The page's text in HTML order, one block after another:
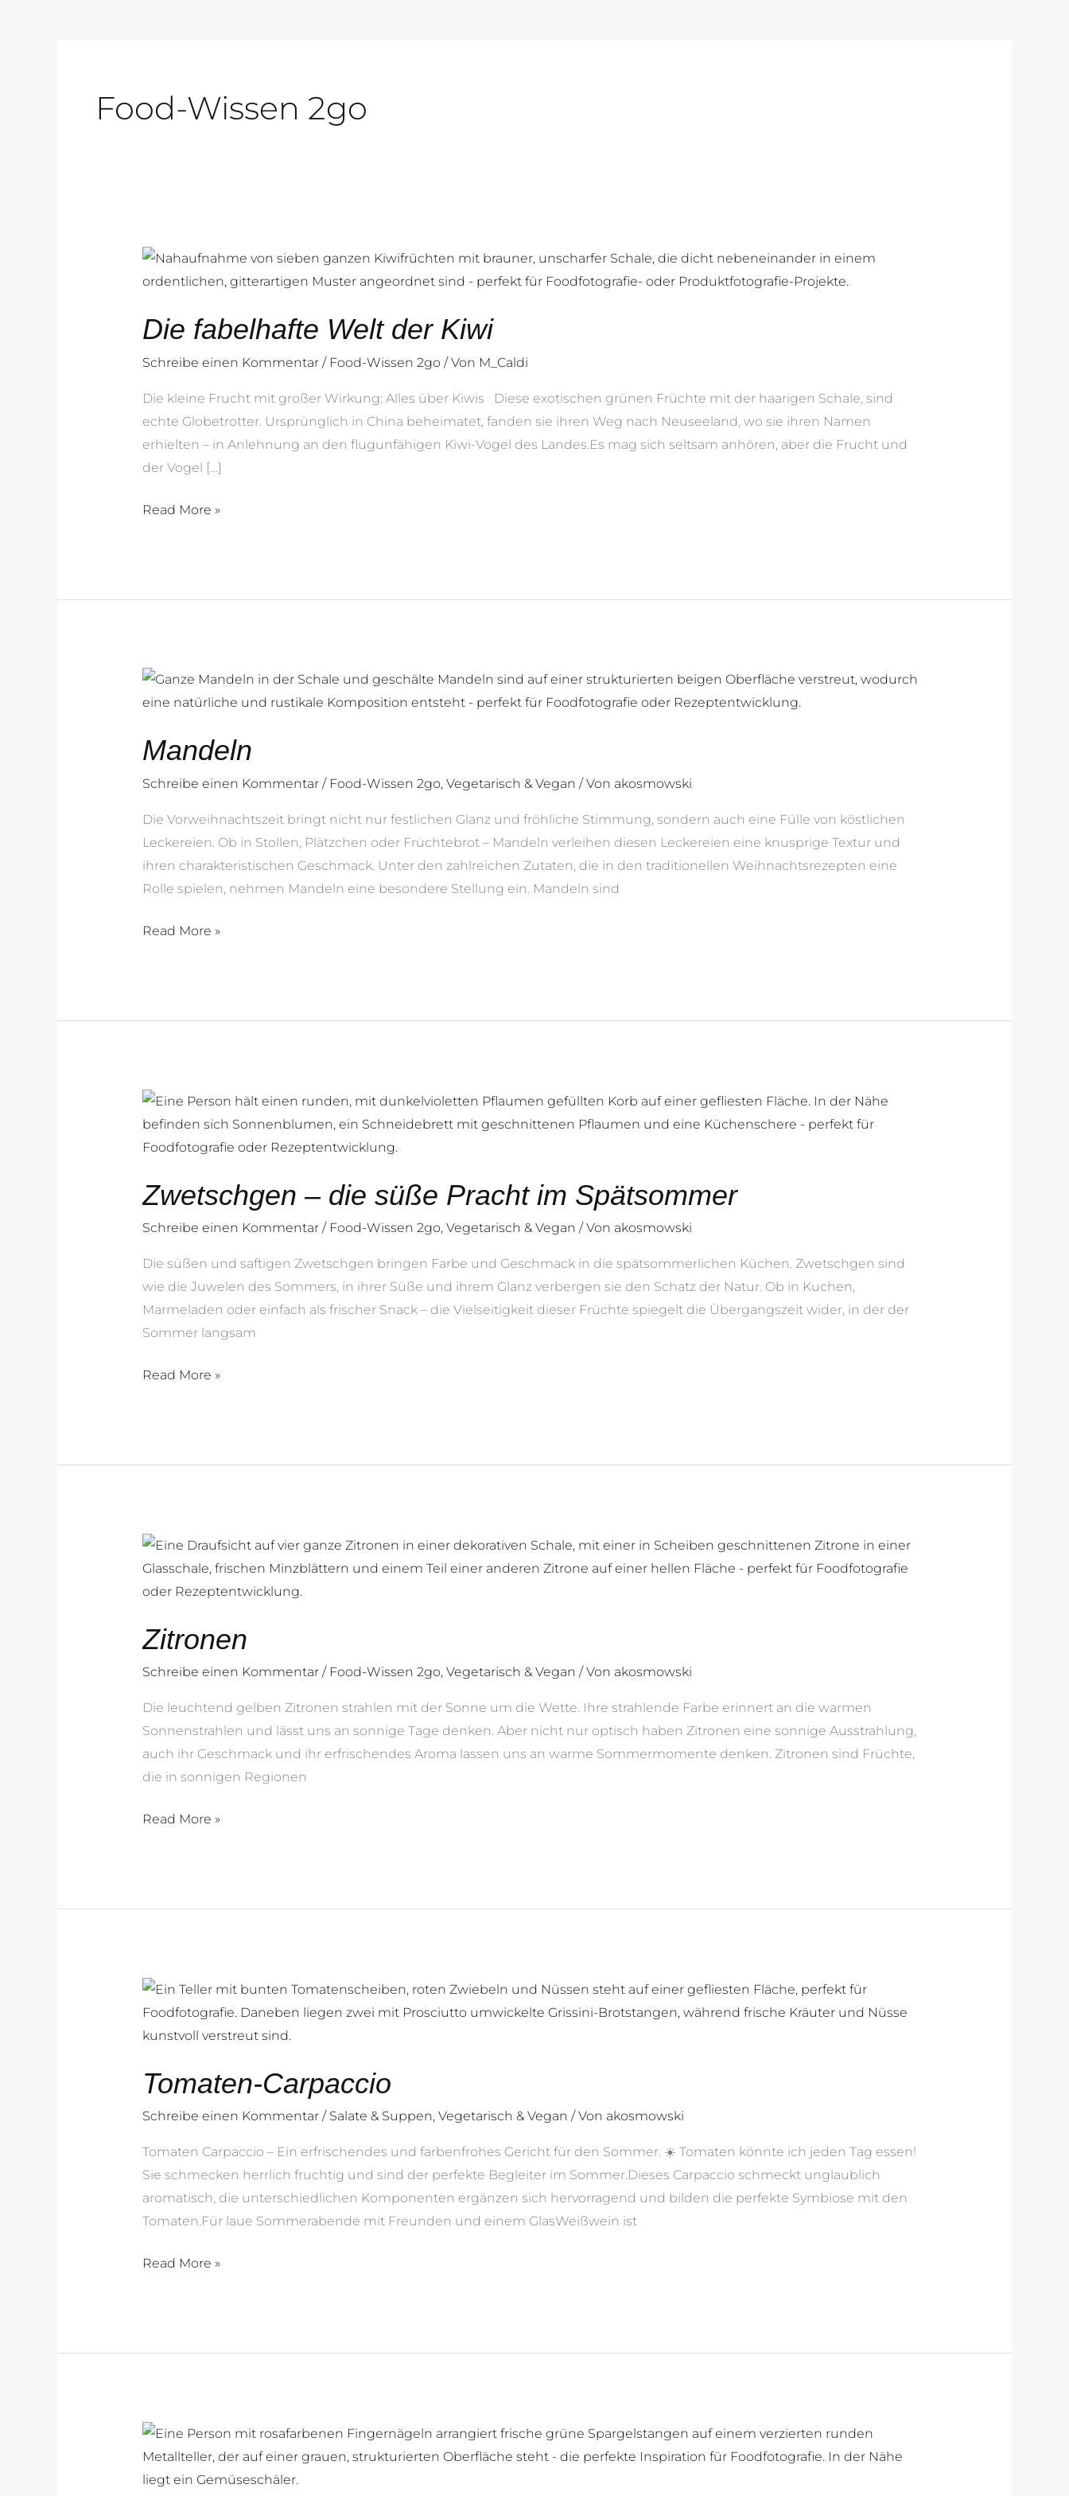
Food-Wissen 2go
Die fabelhafte Welt der Kiwi
Schreibe einen Kommentar / Food-Wissen 2go / Von M_Caldi
Die kleine Frucht mit großer Wirkung: Alles über Kiwis Diese exotischen grünen Früchte mit der haarigen Schale, sind
echte Globetrotter. Ursprünglich in China beheimatet, fanden sie ihren Weg nach Neuseeland, wo sie ihren Namen
erhielten – in Anlehnung an den flugunfähigen Kiwi-Vogel des Landes.Es mag sich seltsam anhören, aber die Frucht und
der Vogel […]
Die
fabelhafte
der
Read More »
Mandeln
Schreibe einen Kommentar / Food-Wissen 2go, Vegetarisch & Vegan / Von akosmowski
Die Vorweihnachtszeit bringt nicht nur festlichen Glanz und fröhliche Stimmung, sondern auch eine Fülle von köstlichen
Leckereien. Ob in Stollen, Plätzchen oder Früchtebrot – Mandeln verleihen diesen Leckereien eine knusprige Textur und
ihren charakteristischen Geschmack. Unter den zahlreichen Zutaten, die in den traditionellen Weihnachtsrezepten eine
Rolle spielen, nehmen Mandeln eine besondere Stellung ein. Mandeln sind
Mandeln
Read More »
Zwetschgen – die süße Pracht im Spätsommer
Schreibe einen Kommentar / Food-Wissen 2go, Vegetarisch & Vegan / Von akosmowski
Die süßen und saftigen Zwetschgen bringen Farbe und Geschmack in die spätsommerlichen Küchen. Zwetschgen sind
wie die Juwelen des Sommers, in ihrer Süße und ihrem Glanz verbergen sie den Schatz der Natur. Ob in Kuchen,
Marmeladen oder einfach als frischer Snack – die Vielseitigkeit dieser Früchte spiegelt die Übergangszeit wider, in der der
Sommer langsam
Zwetschgen
–
die
Pracht
Read More »
Zitronen
Schreibe einen Kommentar / Food-Wissen 2go, Vegetarisch & Vegan / Von akosmowski
Die leuchtend gelben Zitronen strahlen mit der Sonne um die Wette. Ihre strahlende Farbe erinnert an die warmen
Sonnenstrahlen und lässt uns an sonnige Tage denken. Aber nicht nur optisch haben Zitronen eine sonnige Ausstrahlung,
auch ihr Geschmack und ihr erfrischendes Aroma lassen uns an warme Sommermomente denken. Zitronen sind Früchte,
die in sonnigen Regionen
Zitronen
Read More »
Tomaten-Carpaccio
Schreibe einen Kommentar / Salate & Suppen, Vegetarisch & Vegan / Von akosmowski
Tomaten Carpaccio – Ein erfrischendes und farbenfrohes Gericht für den Sommer. ☀️ Tomaten könnte ich jeden Tag essen!
Sie schmecken herrlich fruchtig und sind der perfekte Begleiter im Sommer.Dieses Carpaccio schmeckt unglaublich
aromatisch, die unterschiedlichen Komponenten ergänzen sich hervorragend und bilden die perfekte Symbiose mit den
Tomaten.Für laue Sommerabende mit Freunden und einem GlasWeißwein ist
Tomaten-
Carpaccio
Read More »
Spargel